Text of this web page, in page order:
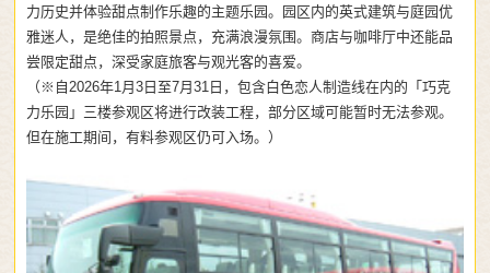
力历史并体验甜点制作乐趣的主题乐园。园区内的英式建筑与庭园优
雅迷人，是绝佳的拍照景点，充满浪漫氛围。商店与咖啡厅中还能品
尝限定甜点，深受家庭旅客与观光客的喜爱。
（※自2026年1月3日至7月31日，包含白色恋人制造线在内的「巧克
力乐园」三楼参观区将进行改装工程，部分区域可能暂时无法参观。
但在施工期间，有料参观区仍可入场。）